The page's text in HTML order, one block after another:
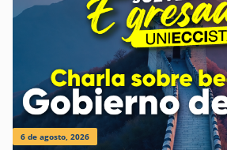
6 de agosto, 2026